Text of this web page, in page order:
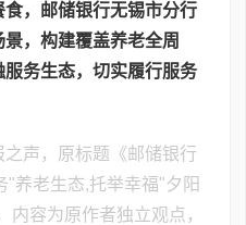
，邮储银行无锡市分行
，构建覆盖养老全周
务生态，切实履行服务
声，原标题《邮储银行
"养老生态,托举幸福"夕阳
内容为原作者独立观点，